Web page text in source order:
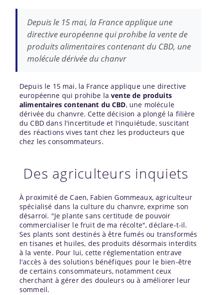
Depuis le 15 mai, la France applique une
directive européenne qui prohibe la vente de
produits alimentaires contenant du CBD, une
molécule dérivée du chanvr
Depuis le 15 mai, la France applique une directive
européenne qui prohibe lavente de produits
alimentaires contenant du CBD, une molécule
dérivée du chanvre. Cette décision a plongé la filière
du CBD dans l'incertitude et l'inquiétude, suscitant
des réactions vives tant chez les producteurs que
chez les consommateurs.
Des agriculteurs inquiets
À proximité de Caen, Fabien Gommeaux, agriculteur
spécialisé dans la culture du chanvre, exprime son
désarroi. "Je plante sans certitude de pouvoir
commercialiser le fruit de ma récolte", déclare-t-il.
Ses plants sont destinés à être fumés ou transformés
en tisanes et huiles, des produits désormais interdits
à la vente. Pour lui, cette réglementation entrave
l'accès à des solutions bénéfiques pour le bien-être
de certains consommateurs, notamment ceux
cherchant à gérer des douleurs ou à améliorer leur
sommeil.